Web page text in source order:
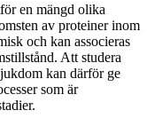
en mängd olika
av proteiner inom
och kan associeras
Att studera
kan därför ge
som är